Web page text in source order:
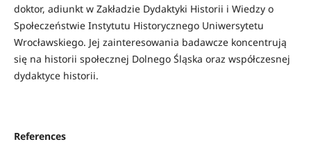
doktor, adiunkt w Zakładzie Dydaktyki Historii i Wiedzy o
Społeczeństwie Instytutu Historycznego Uniwersytetu
Wrocławskiego. Jej zainteresowania badawcze koncentrują
się na historii społecznej Dolnego Śląska oraz współczesnej
dydaktyce historii.
References